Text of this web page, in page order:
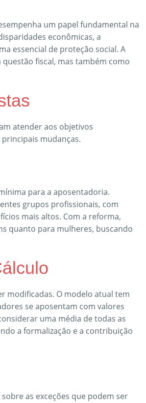
um papel fundamental na
econômicas, a
essencial de proteção social. A
fiscal, mas também como
atender aos objetivos
mudanças.
para a aposentadoria.
grupos profissionais, com
mais altos. Com a reforma,
quanto para mulheres, buscando
modificadas. O modelo atual tem
se aposentam com valores
uma média de todas as
a formalização e a contribuição
as exceções que podem ser